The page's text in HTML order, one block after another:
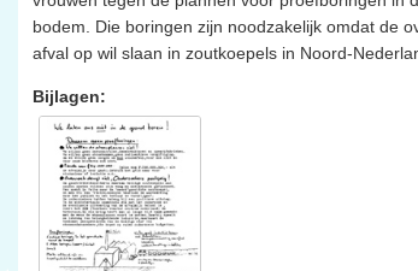
bodem. Die boringen zijn noodzakelijk omdat de
afval op wil slaan in zoutkoepels in Noord-
Bijlagen: